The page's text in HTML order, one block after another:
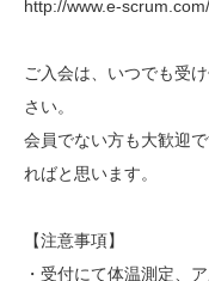
http://www.e-scrum.com/
ご入会は、いつでも受
さい。
会員でない方も大歓迎
ればと思います。
【注意事項】
・受付にて体温測定、